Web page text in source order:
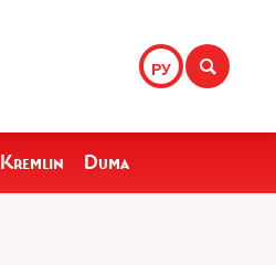
РУ
Kremlin Duma